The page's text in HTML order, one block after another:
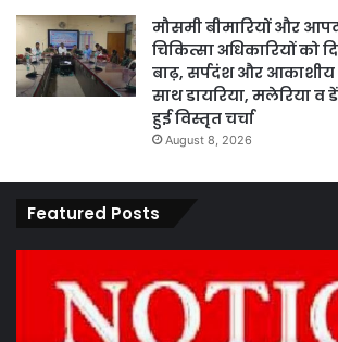
मौसमी बीमारियों और
चिकित्सा अधिकारियों को
बाढ़, सर्पदंश और
साथ डायरिया, मलेरिया व
हुई विस्तृत चर्चा
August 8, 2026
Featured Posts